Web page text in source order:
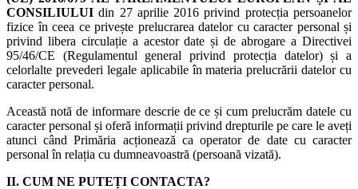
CONSILIULUI din 27 aprilie 2016 privind protecția persoanelor
fizice în ceea ce privește prelucrarea datelor cu caracter personal și
privind libera circulație a acestor date și de abrogare a Directivei
95/46/CE (Regulamentul general privind protecția datelor) și a
celorlalte prevederi legale aplicabile în materia prelucrării datelor cu
caracter personal.
Această notă de informare descrie de ce și cum prelucrăm datele cu
caracter personal și oferă informații privind drepturile pe care le aveți
atunci când Primăria acționează ca operator de date cu caracter
personal în relația cu dumneavoastră (persoană vizată).
II. CUM NE PUTEȚI CONTACTA?